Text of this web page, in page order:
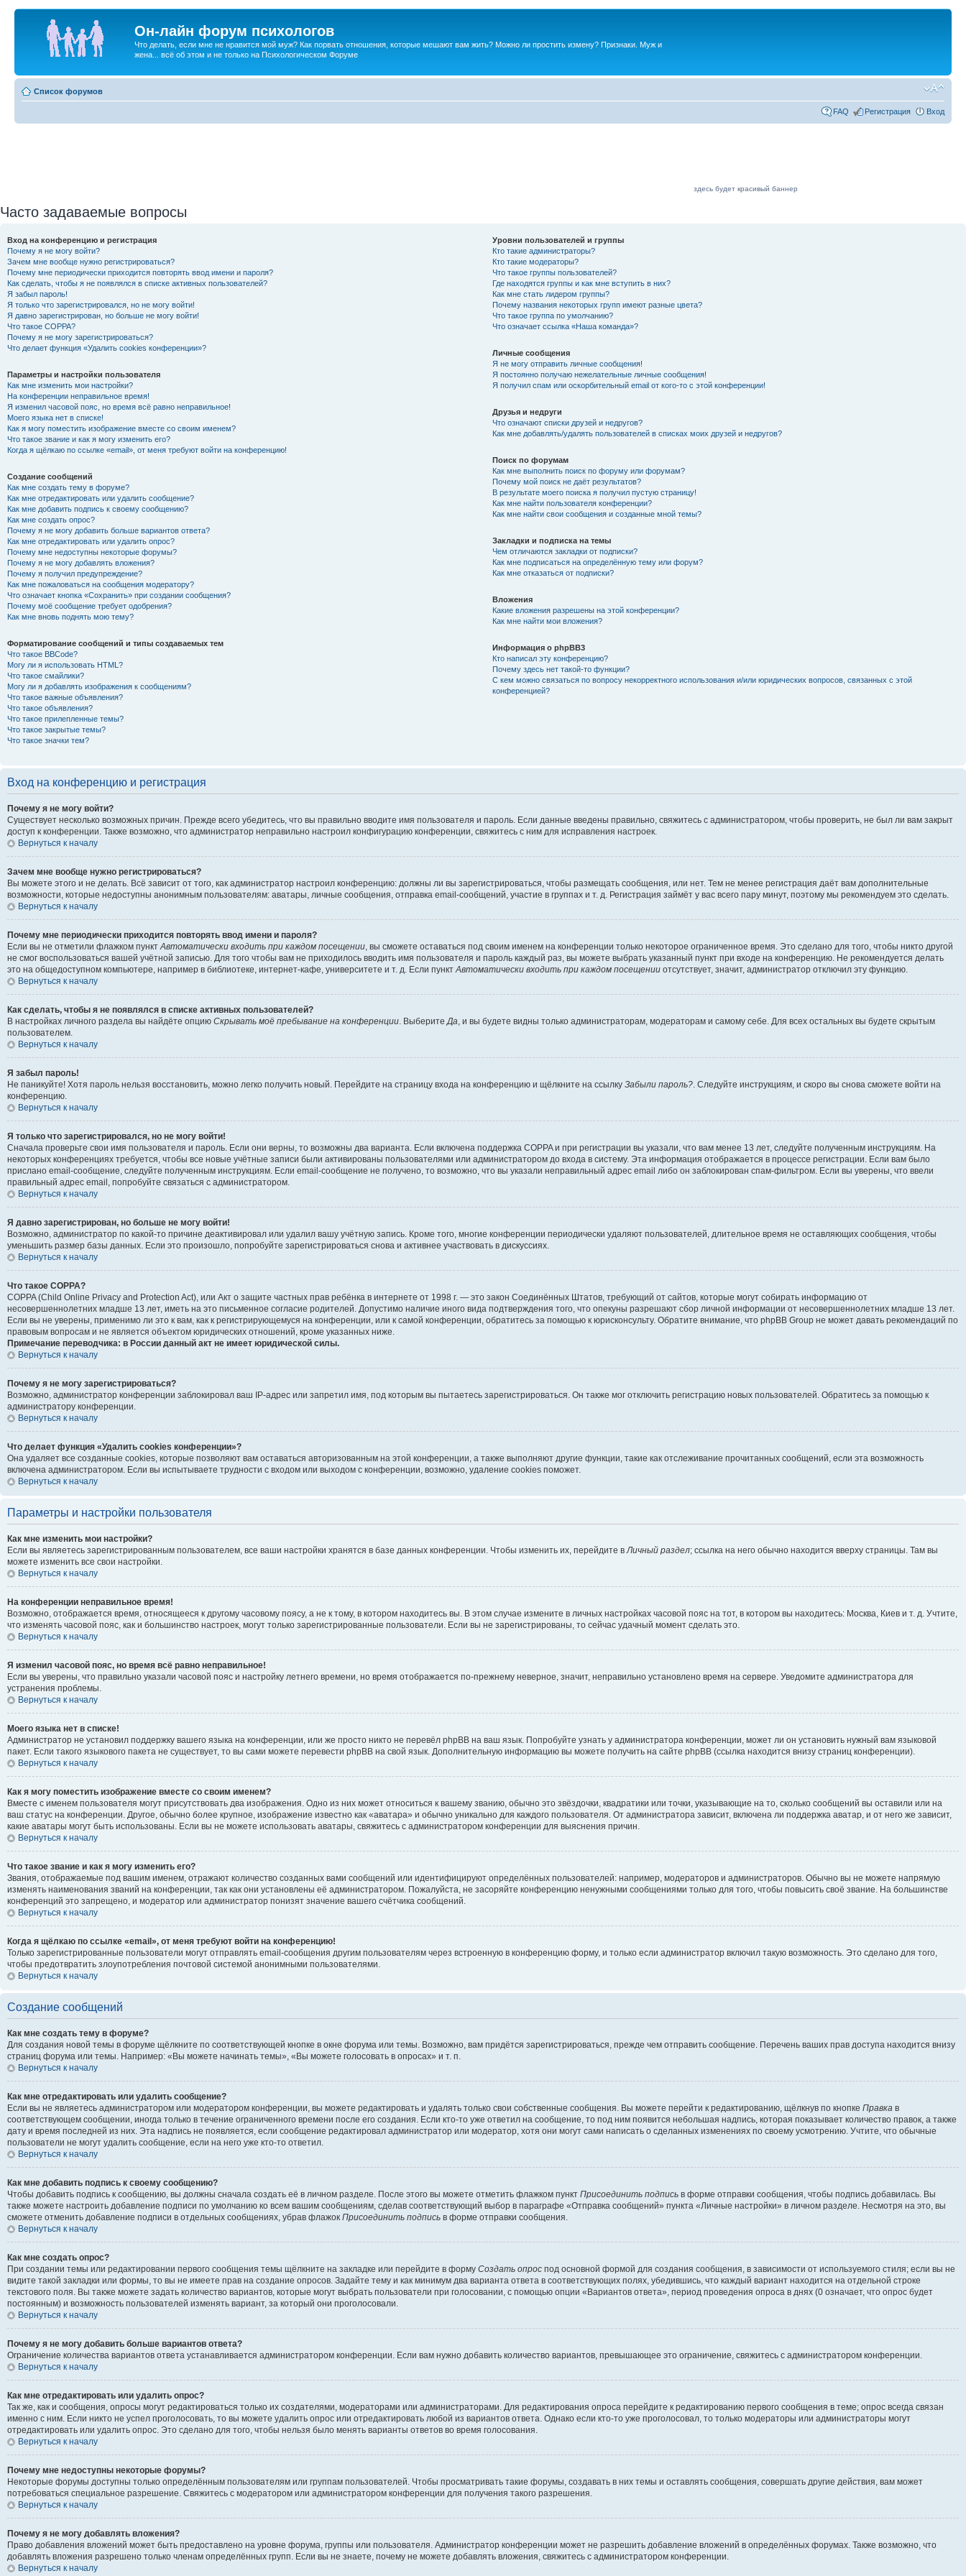
Он-лайн форум психологов
Что делать, если мне не нравится мой муж? Как порвать отношения, которые мешают вам жить? Можно ли простить измену? Признаки. Муж и
жена... всё об этом и не только на Психологическом Форуме
Список форумов
FAQ Регистрация Вход
здесь будет красивый баннер
Часто задаваемые вопросы
Вход на конференцию и регистрация
Почему я не могу войти?
Зачем мне вообще нужно регистрироваться?
Почему мне периодически приходится повторять ввод имени и пароля?
Как сделать, чтобы я не появлялся в списке активных пользователей?
Я забыл пароль!
Я только что зарегистрировался, но не могу войти!
Я давно зарегистрирован, но больше не могу войти!
Что такое COPPA?
Почему я не могу зарегистрироваться?
Что делает функция «Удалить cookies конференции»?
Параметры и настройки пользователя
Как мне изменить мои настройки?
На конференции неправильное время!
Я изменил часовой пояс, но время всё равно неправильное!
Моего языка нет в списке!
Как я могу поместить изображение вместе со своим именем?
Что такое звание и как я могу изменить его?
Когда я щёлкаю по ссылке «email», от меня требуют войти на конференцию!
Создание сообщений
Как мне создать тему в форуме?
Как мне отредактировать или удалить сообщение?
Как мне добавить подпись к своему сообщению?
Как мне создать опрос?
Почему я не могу добавить больше вариантов ответа?
Как мне отредактировать или удалить опрос?
Почему мне недоступны некоторые форумы?
Почему я не могу добавлять вложения?
Почему я получил предупреждение?
Как мне пожаловаться на сообщения модератору?
Что означает кнопка «Сохранить» при создании сообщения?
Почему моё сообщение требует одобрения?
Как мне вновь поднять мою тему?
Форматирование сообщений и типы создаваемых тем
Что такое BBCode?
Могу ли я использовать HTML?
Что такое смайлики?
Могу ли я добавлять изображения к сообщениям?
Что такое важные объявления?
Что такое объявления?
Что такое прилепленные темы?
Что такое закрытые темы?
Что такое значки тем?
Уровни пользователей и группы
Кто такие администраторы?
Кто такие модераторы?
Что такое группы пользователей?
Где находятся группы и как мне вступить в них?
Как мне стать лидером группы?
Почему названия некоторых групп имеют разные цвета?
Что такое группа по умолчанию?
Что означает ссылка «Наша команда»?
Личные сообщения
Я не могу отправить личные сообщения!
Я постоянно получаю нежелательные личные сообщения!
Я получил спам или оскорбительный email от кого-то с этой конференции!
Друзья и недруги
Что означают списки друзей и недругов?
Как мне добавлять/удалять пользователей в списках моих друзей и недругов?
Поиск по форумам
Как мне выполнить поиск по форуму или форумам?
Почему мой поиск не даёт результатов?
В результате моего поиска я получил пустую страницу!
Как мне найти пользователя конференции?
Как мне найти свои сообщения и созданные мной темы?
Закладки и подписка на темы
Чем отличаются закладки от подписки?
Как мне подписаться на определённую тему или форум?
Как мне отказаться от подписки?
Вложения
Какие вложения разрешены на этой конференции?
Как мне найти мои вложения?
Информация о phpBB3
Кто написал эту конференцию?
Почему здесь нет такой-то функции?
С кем можно связаться по вопросу некорректного использования и/или юридических вопросов, связанных с этой
конференцией?
Вход на конференцию и регистрация
Почему я не могу войти?
Существует несколько возможных причин. Прежде всего убедитесь, что вы правильно вводите имя пользователя и пароль. Если данные введены правильно, свяжитесь с администратором, чтобы проверить, не был ли вам закрыт
доступ к конференции. Также возможно, что администратор неправильно настроил конфигурацию конференции, свяжитесь с ним для исправления настроек.
Вернуться к началу
Зачем мне вообще нужно регистрироваться?
Вы можете этого и не делать. Всё зависит от того, как администратор настроил конференцию: должны ли вы зарегистрироваться, чтобы размещать сообщения, или нет. Тем не менее регистрация даёт вам дополнительные
возможности, которые недоступны анонимным пользователям: аватары, личные сообщения, отправка email-сообщений, участие в группах и т. д. Регистрация займёт у вас всего пару минут, поэтому мы рекомендуем это сделать.
Вернуться к началу
Почему мне периодически приходится повторять ввод имени и пароля?
Если вы не отметили флажком пункт Автоматически входить при каждом посещении , вы сможете оставаться под своим именем на конференции только некоторое ограниченное время. Это сделано для того, чтобы никто другой
не смог воспользоваться вашей учётной записью. Для того чтобы вам не приходилось вводить имя пользователя и пароль каждый раз, вы можете выбрать указанный пункт при входе на конференцию. Не рекомендуется делать
это на общедоступном компьютере, например в библиотеке, интернет-кафе, университете и т. д. Если пункт Автоматически входить при каждом посещении отсутствует, значит, администратор отключил эту функцию.
Вернуться к началу
Как сделать, чтобы я не появлялся в списке активных пользователей?
В настройках личного раздела вы найдёте опцию Скрывать моё пребывание на конференции . Выберите Да , и вы будете видны только администраторам, модераторам и самому себе. Для всех остальных вы будете скрытым
пользователем.
Вернуться к началу
Я забыл пароль!
Не паникуйте! Хотя пароль нельзя восстановить, можно легко получить новый. Перейдите на страницу входа на конференцию и щёлкните на ссылку Забыли пароль? . Следуйте инструкциям, и скоро вы снова сможете войти на
конференцию.
Вернуться к началу
Я только что зарегистрировался, но не могу войти!
Сначала проверьте свои имя пользователя и пароль. Если они верны, то возможны два варианта. Если включена поддержка COPPA и при регистрации вы указали, что вам менее 13 лет, следуйте полученным инструкциям. На
некоторых конференциях требуется, чтобы все новые учётные записи были активированы пользователями или администратором до входа в систему. Эта информация отображается в процессе регистрации. Если вам было
прислано email-сообщение, следуйте полученным инструкциям. Если email-сообщение не получено, то возможно, что вы указали неправильный адрес email либо он заблокирован спам-фильтром. Если вы уверены, что ввели
правильный адрес email, попробуйте связаться с администратором.
Вернуться к началу
Я давно зарегистрирован, но больше не могу войти!
Возможно, администратор по какой-то причине деактивировал или удалил вашу учётную запись. Кроме того, многие конференции периодически удаляют пользователей, длительное время не оставляющих сообщения, чтобы
уменьшить размер базы данных. Если это произошло, попробуйте зарегистрироваться снова и активнее участвовать в дискуссиях.
Вернуться к началу
Что такое COPPA?
COPPA (Child Online Privacy and Protection Act), или Акт о защите частных прав ребёнка в интернете от 1998 г. — это закон Соединённых Штатов, требующий от сайтов, которые могут собирать информацию от
несовершеннолетних младше 13 лет, иметь на это письменное согласие родителей. Допустимо наличие иного вида подтверждения того, что опекуны разрешают сбор личной информации от несовершеннолетних младше 13 лет.
Если вы не уверены, применимо ли это к вам, как к регистрирующемуся на конференции, или к самой конференции, обратитесь за помощью к юрисконсульту. Обратите внимание, что phpBB Group не может давать рекомендаций по
правовым вопросам и не является объектом юридических отношений, кроме указанных ниже.
Примечание переводчика: в России данный акт не имеет юридической силы.
Вернуться к началу
Почему я не могу зарегистрироваться?
Возможно, администратор конференции заблокировал ваш IP-адрес или запретил имя, под которым вы пытаетесь зарегистрироваться. Он также мог отключить регистрацию новых пользователей. Обратитесь за помощью к
администратору конференции.
Вернуться к началу
Что делает функция «Удалить cookies конференции»?
Она удаляет все созданные cookies, которые позволяют вам оставаться авторизованным на этой конференции, а также выполняют другие функции, такие как отслеживание прочитанных сообщений, если эта возможность
включена администратором. Если вы испытываете трудности с входом или выходом с конференции, возможно, удаление cookies поможет.
Вернуться к началу
Параметры и настройки пользователя
Как мне изменить мои настройки?
Если вы являетесь зарегистрированным пользователем, все ваши настройки хранятся в базе данных конференции. Чтобы изменить их, перейдите в Личный раздел; ссылка на него обычно находится вверху страницы. Там вы
можете изменить все свои настройки.
Вернуться к началу
На конференции неправильное время!
Возможно, отображается время, относящееся к другому часовому поясу, а не к тому, в котором находитесь вы. В этом случае измените в личных настройках часовой пояс на тот, в котором вы находитесь: Москва, Киев и т. д. Учтите,
что изменять часовой пояс, как и большинство настроек, могут только зарегистрированные пользователи. Если вы не зарегистрированы, то сейчас удачный момент сделать это.
Вернуться к началу
Я изменил часовой пояс, но время всё равно неправильное!
Если вы уверены, что правильно указали часовой пояс и настройку летнего времени, но время отображается по-прежнему неверное, значит, неправильно установлено время на сервере. Уведомите администратора для
устранения проблемы.
Вернуться к началу
Моего языка нет в списке!
Администратор не установил поддержку вашего языка на конференции, или же просто никто не перевёл phpBB на ваш язык. Попробуйте узнать у администратора конференции, может ли он установить нужный вам языковой
пакет. Если такого языкового пакета не существует, то вы сами можете перевести phpBB на свой язык. Дополнительную информацию вы можете получить на сайте phpBB (ссылка находится внизу страниц конференции).
Вернуться к началу
Как я могу поместить изображение вместе со своим именем?
Вместе с именем пользователя могут присутствовать два изображения. Одно из них может относиться к вашему званию, обычно это звёздочки, квадратики или точки, указывающие на то, сколько сообщений вы оставили или на
ваш статус на конференции. Другое, обычно более крупное, изображение известно как «аватара» и обычно уникально для каждого пользователя. От администратора зависит, включена ли поддержка аватар, и от него же зависит,
какие аватары могут быть использованы. Если вы не можете использовать аватары, свяжитесь с администратором конференции для выяснения причин.
Вернуться к началу
Что такое звание и как я могу изменить его?
Звания, отображаемые под вашим именем, отражают количество созданных вами сообщений или идентифицируют определённых пользователей: например, модераторов и администраторов. Обычно вы не можете напрямую
изменять наименования званий на конференции, так как они установлены её администратором. Пожалуйста, не засоряйте конференцию ненужными сообщениями только для того, чтобы повысить своё звание. На большинстве
конференций это запрещено, и модератор или администратор понизят значение вашего счётчика сообщений.
Вернуться к началу
Когда я щёлкаю по ссылке «email», от меня требуют войти на конференцию!
Только зарегистрированные пользователи могут отправлять email-сообщения другим пользователям через встроенную в конференцию форму, и только если администратор включил такую возможность. Это сделано для того,
чтобы предотвратить злоупотребления почтовой системой анонимными пользователями.
Вернуться к началу
Создание сообщений
Как мне создать тему в форуме?
Для создания новой темы в форуме щёлкните по соответствующей кнопке в окне форума или темы. Возможно, вам придётся зарегистрироваться, прежде чем отправить сообщение. Перечень ваших прав доступа находится внизу
страниц форума или темы. Например: «Вы можете начинать темы», «Вы можете голосовать в опросах» и т. п.
Вернуться к началу
Как мне отредактировать или удалить сообщение?
Если вы не являетесь администратором или модератором конференции, вы можете редактировать и удалять только свои собственные сообщения. Вы можете перейти к редактированию, щёлкнув по кнопке Правка в
соответствующем сообщении, иногда только в течение ограниченного времени после его создания. Если кто-то уже ответил на сообщение, то под ним появится небольшая надпись, которая показывает количество правок, а также
дату и время последней из них. Эта надпись не появляется, если сообщение редактировал администратор или модератор, хотя они могут сами написать о сделанных изменениях по своему усмотрению. Учтите, что обычные
пользователи не могут удалить сообщение, если на него уже кто-то ответил.
Вернуться к началу
Как мне добавить подпись к своему сообщению?
Чтобы добавить подпись к сообщению, вы должны сначала создать её в личном разделе. После этого вы можете отметить флажком пункт Присоединить подпись в форме отправки сообщения, чтобы подпись добавилась. Вы
также можете настроить добавление подписи по умолчанию ко всем вашим сообщениям, сделав соответствующий выбор в параграфе «Отправка сообщений» пункта «Личные настройки» в личном разделе. Несмотря на это, вы
сможете отменить добавление подписи в отдельных сообщениях, убрав флажок Присоединить подпись в форме отправки сообщения.
Вернуться к началу
Как мне создать опрос?
При создании темы или редактировании первого сообщения темы щёлкните на закладке или перейдите в форму Создать опрос под основной формой для создания сообщения, в зависимости от используемого стиля; если вы не
видите такой закладки или формы, то вы не имеете прав на создание опросов. Задайте тему и как минимум два варианта ответа в соответствующих полях, убедившись, что каждый вариант находится на отдельной строке
текстового поля. Вы также можете задать количество вариантов, которые могут выбрать пользователи при голосовании, с помощью опции «Вариантов ответа», период проведения опроса в днях (0 означает, что опрос будет
постоянным) и возможность пользователей изменять вариант, за который они проголосовали.
Вернуться к началу
Почему я не могу добавить больше вариантов ответа?
Ограничение количества вариантов ответа устанавливается администратором конференции. Если вам нужно добавить количество вариантов, превышающее это ограничение, свяжитесь с администратором конференции.
Вернуться к началу
Как мне отредактировать или удалить опрос?
Так же, как и сообщения, опросы могут редактироваться только их создателями, модераторами или администраторами. Для редактирования опроса перейдите к редактированию первого сообщения в теме; опрос всегда связан
именно с ним. Если никто не успел проголосовать, то вы можете удалить опрос или отредактировать любой из вариантов ответа. Однако если кто-то уже проголосовал, то только модераторы или администраторы могут
отредактировать или удалить опрос. Это сделано для того, чтобы нельзя было менять варианты ответов во время голосования.
Вернуться к началу
Почему мне недоступны некоторые форумы?
Некоторые форумы доступны только определённым пользователям или группам пользователей. Чтобы просматривать такие форумы, создавать в них темы и оставлять сообщения, совершать другие действия, вам может
потребоваться специальное разрешение. Свяжитесь с модератором или администратором конференции для получения такого разрешения.
Вернуться к началу
Почему я не могу добавлять вложения?
Право добавления вложений может быть предоставлено на уровне форума, группы или пользователя. Администратор конференции может не разрешить добавление вложений в определённых форумах. Также возможно, что
добавлять вложения разрешено только членам определённых групп. Если вы не знаете, почему не можете добавлять вложения, свяжитесь с администратором конференции.
Вернуться к началу